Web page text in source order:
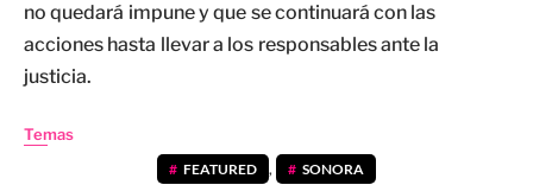
no quedará impune y que se continuará con las
acciones hasta llevar a los responsables ante la
justicia.
Temas
FEATURED , SONORA